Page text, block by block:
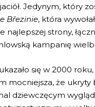
Jedynym, który
Březinie, która
strony,
kampanię
się w 2000
że
dziewczęcym